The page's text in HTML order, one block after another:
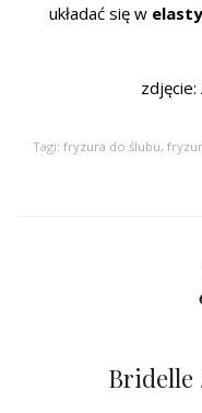
układać się w
Tagi: fryzura do ślubu,
Bridelle